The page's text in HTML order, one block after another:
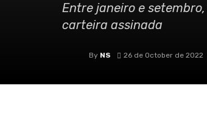
Entre janeiro e
carteira assinada
By NS 26 de October de 2022